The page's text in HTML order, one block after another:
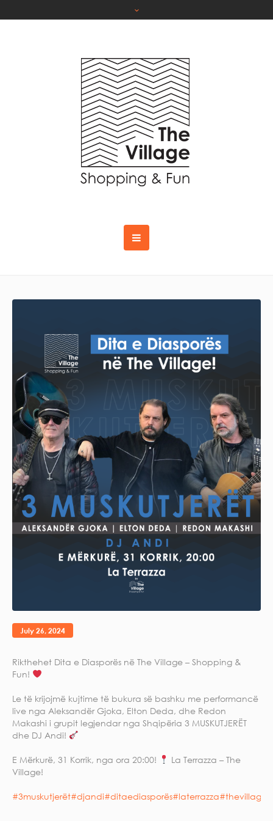
July 26, 2024
Rikthehet Dita e Diasporës në The Village – Shopping &
Fun!
Le të krijojmë kujtime të bukura së bashku me performancë
live nga Aleksandër Gjoka, Elton Deda, dhe Redon
Makashi i grupit legjendar nga Shqipëria 3 MUSKUTJERËT
dhe DJ Andi!
E Mërkurë, 31 Korrik, nga ora 20:00!
La Terrazza – The
Village!
#3muskutjerët#djandi#ditaediasporës#laterrazza#thevillage